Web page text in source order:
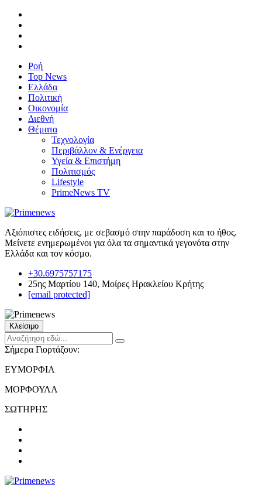
Ροή
Top News
Ελλάδα
Πολιτική
Οικονομία
Διεθνή
Θέματα
Τεχνολογία
Περιβάλλον & Ενέργεια
Υγεία & Επιστήμη
Πολιτισμός
Lifestyle
PrimeNews TV
Αξιόπιστες ειδήσεις, με σεβασμό στην παράδοση και το ήθος.
Μείνετε ενημερωμένοι για όλα τα σημαντικά γεγονότα στην
Ελλάδα και τον κόσμο.
+30.6975757175
25ης Μαρτίου 140, Μοίρες Ηρακλείου Κρήτης
[email protected]
Κλείσιμο
Σήμερα Γιορτάζουν:
ΕΥΜΟΡΦΙΑ
ΜΟΡΦΟΥΛΑ
ΣΩΤΗΡΗΣ